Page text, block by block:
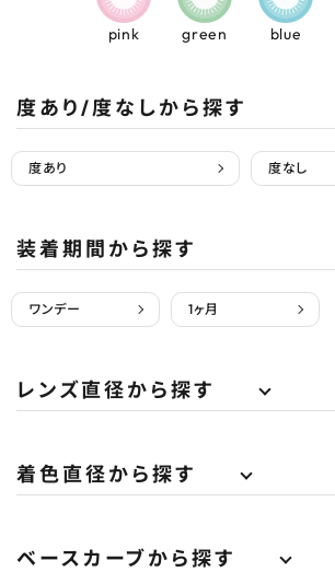
pink green blue
度あり/度なしから探す
度あり 度なし
装着期間から探す
ワンデー 1ヶ月
レンズ直径から探す
着色直径から探す
ベースカーブから探す